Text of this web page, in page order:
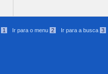
1 Ir para o menu 2 Ir para a busca 3